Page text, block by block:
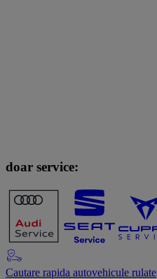
doar service:
Cautare rapida autovehicule rulate